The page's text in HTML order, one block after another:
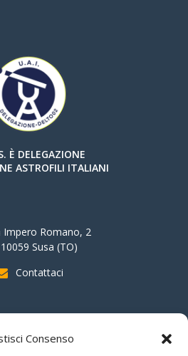
Consenso
È DELEGAZIONE
ASTROFILI ITALIANI
Impero Romano, 2
10059 Susa (TO)
Contattaci
AAS